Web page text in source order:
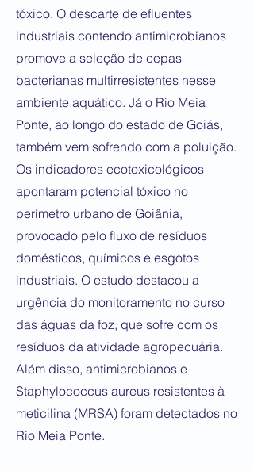
tóxico. O descarte de efluentes
industriais contendo antimicrobianos
promove a seleção de cepas
bacterianas multirresistentes nesse
ambiente aquático. Já o Rio Meia
Ponte, ao longo do estado de Goiás,
também vem sofrendo com a poluição.
Os indicadores ecotoxicológicos
apontaram potencial tóxico no
perímetro urbano de Goiânia,
provocado pelo fluxo de resíduos
domésticos, químicos e esgotos
industriais. O estudo destacou a
urgência do monitoramento no curso
das águas da foz, que sofre com os
resíduos da atividade agropecuária.
Além disso, antimicrobianos e
Staphylococcus aureus resistentes à
meticilina (MRSA) foram detectados no
Rio Meia Ponte.